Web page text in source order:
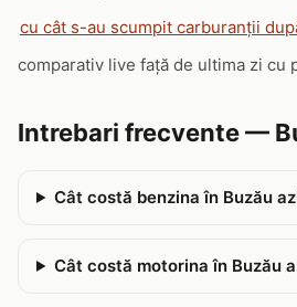
cu cât s-au scumpit carburanții
comparativ live față de ultima zi cu
Intrebari frecvente —
Cât costă benzina în Buzău
Cât costă motorina în Buzău